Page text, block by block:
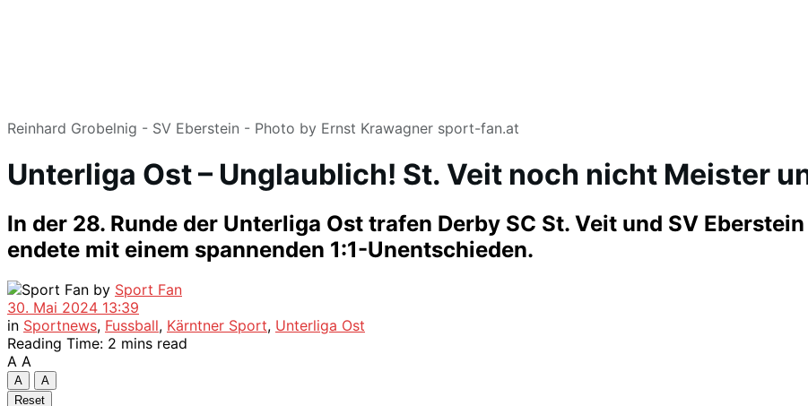
Reinhard Grobelnig - SV Eberstein - Photo by Ernst Krawagner sport-fan.at
Unterliga Ost – Unglaublich! St. Veit noch nicht Meister
In der 28. Runde der Unterliga Ost trafen Derby SC St. Veit und SV
endete mit einem spannenden 1:1-Unentschieden.
by Sport Fan
30. Mai 2024 13:39
in Sportnews, Fussball, Kärntner Sport, Unterliga Ost
Reading Time: 2 mins read
A A
A
A
Reset